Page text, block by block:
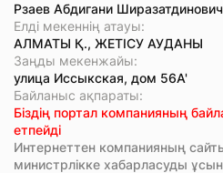
Рзаев Абдигани Ширазатдинович
Елді мекеннің атауы:
АЛМАТЫ Қ., ЖЕТІСУ АУДАНЫ
Заңды мекенжайы:
улица Иссыкская, дом 56А'
Байланыс ақпараты:
Біздің портал компанияның
етпейді
Интернеттен компанияның
министрлікке хабарласуды